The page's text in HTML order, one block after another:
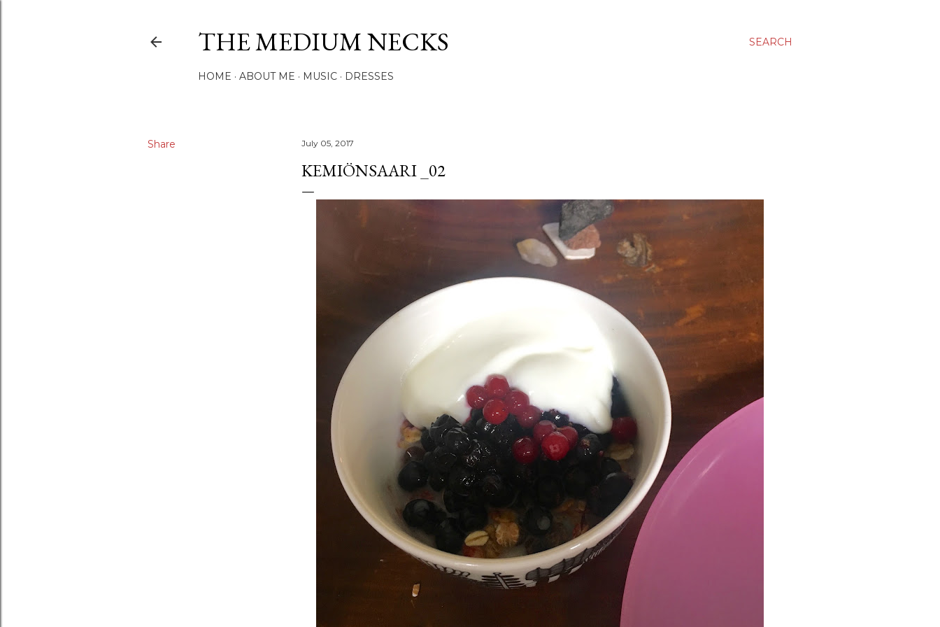
SEARCH
THE MEDIUM NECKS
HOME ABOUT ME MUSIC DRESSES
Share July 05, 2017
KEMIÖNSAARI _02